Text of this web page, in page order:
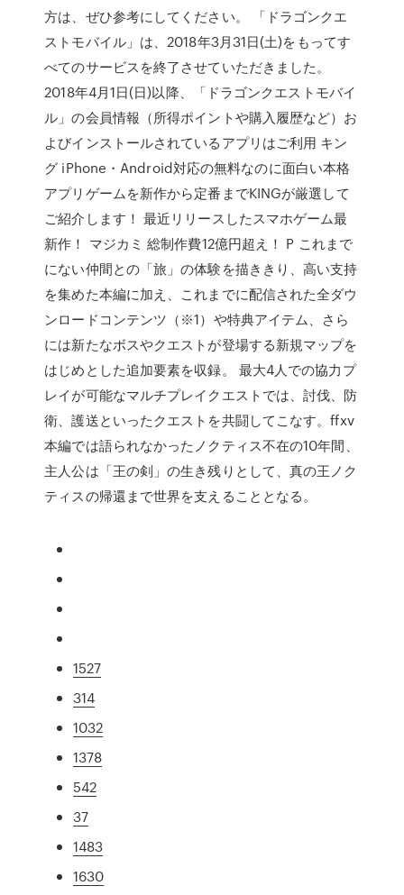
方は、ぜひ参考にしてください。 「ドラゴンクエ
ストモバイル」は、2018年3月31日(土)をもってす
べてのサービスを終了させていただきました。
2018年4月1日(日)以降、「ドラゴンクエストモバイ
ル」の会員情報（所得ポイントや購入履歴など）お
よびインストールされているアプリはご利用 キン
グ iPhone・Android対応の無料なのに面白い本格
アプリゲームを新作から定番までKINGが厳選して
ご紹介します！ 最近リリースしたスマホゲーム最
新作！ マジカミ 総制作費12億円超え！ P これまで
にない仲間との「旅」の体験を描ききり、高い支持
を集めた本編に加え、これまでに配信された全ダウ
ンロードコンテンツ（※1）や特典アイテム、さら
には新たなボスやクエストが登場する新規マップを
はじめとした追加要素を収録。 最大4人での協力プ
レイが可能なマルチプレイクエストでは、討伐、防
衛、護送といったクエストを共闘してこなす。ffxv
本編では語られなかったノクティス不在の10年間、
主人公は「王の剣」の生き残りとして、真の王ノク
ティスの帰還まで世界を支えることとなる。
1527
314
1032
1378
542
37
1483
1630